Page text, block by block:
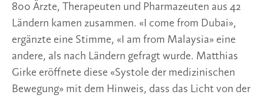
800 Ärzte, Therapeuten und Pharmazeuten aus 42
Ländern kamen zusammen. «I come from Dubai»,
ergänzte eine Stimme, «I am from Malaysia» eine
andere, als nach Ländern gefragt wurde. Matthias
Girke eröffnete diese «Systole der medizinischen
Bewegung» mit dem Hinweis, dass das Licht von der